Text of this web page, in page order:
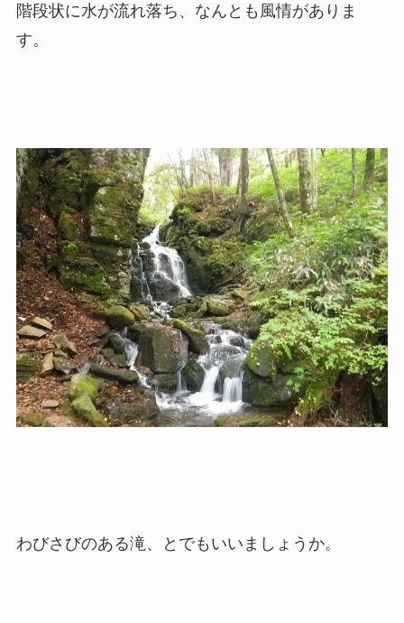
階段状に水が流れ落ち、なんとも風情がありま
す。
わびさびのある滝、とでもいいましょうか。